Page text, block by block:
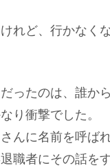
れど、行かなく
ったのは、誰か
り衝撃でした。
んに名前を呼ば
職者にその話を